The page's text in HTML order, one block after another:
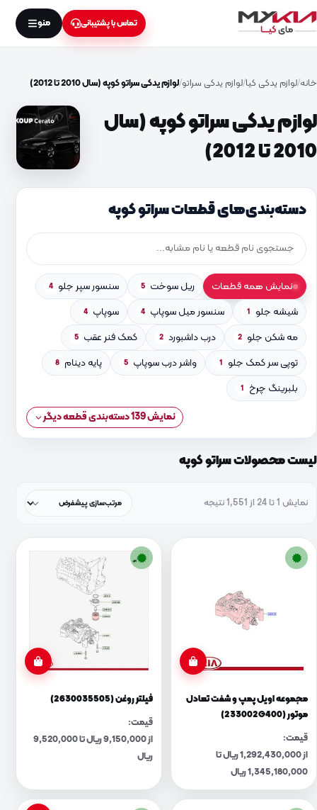
تماس با پشتیبانی منو
خانه لوازم یدکی کیا لوازم یدکی سراتو لوازم یدکی سراتو کوپه (سال 2010 تا 2012)
لوازم یدکی سراتو کوپه (سال
2010 تا 2012)
دسته‌بندی‌های قطعات سراتو کوپه
نمایش همه قطعات ریل سوخت 5 سنسور سپر جلو 4
شیشه جلو 1 سنسور میل سوپاپ 4 سوپاپ 4
مه شکن جلو 2 درب داشبورد 2 کمک فنر عقب 5
توپی سر کمک جلو 1 واشر درب سوپاپ 5 پایه دینام 8
بلبرینگ چرخ 1
نمایش 139 دسته‌بندی قطعه دیگر
لیست محصولات سراتو کوپه
نمایش 1 تا 24 از 1,551 نتیجه
مجموعه اویل پمپ و شفت تعادل
موتور (233002G400)
قیمت:
از 1,292,430,000 ریال تا
1,345,180,000 ریال
فیلتر روغن (2630035505)
قیمت:
از 9,150,000 ریال تا 9,520,000
ریال